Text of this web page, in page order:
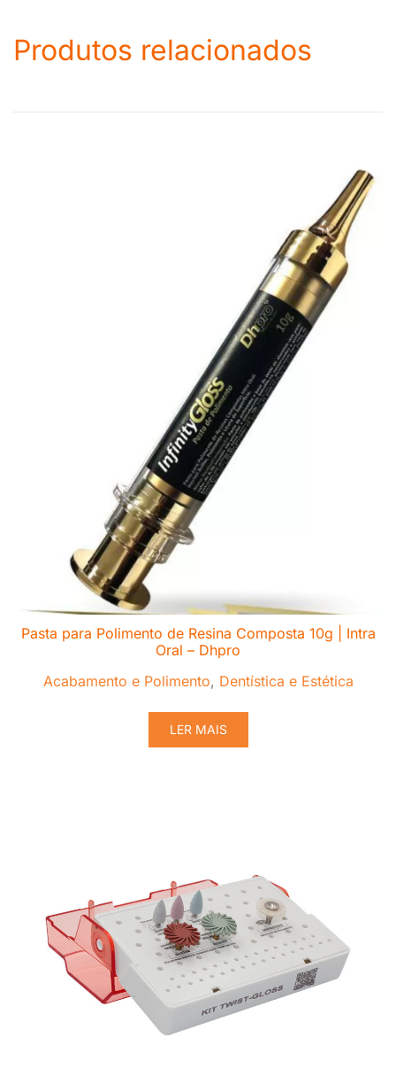
Produtos relacionados
Pasta para Polimento de Resina Composta 10g | Intra
Oral – Dhpro
Acabamento e Polimento, Dentística e Estética
LER MAIS